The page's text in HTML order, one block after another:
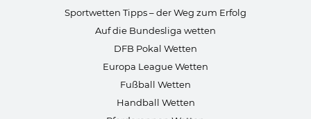
Sportwetten Tipps – der Weg zum Erfolg
Auf die Bundesliga wetten
DFB Pokal Wetten
Europa League Wetten
Fußball Wetten
Handball Wetten